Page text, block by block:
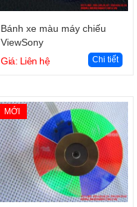
Giỏ hàng
Bánh xe màu máy chiếu
ViewSony
Giá: Liên hệ
Chi tiết
MỚI